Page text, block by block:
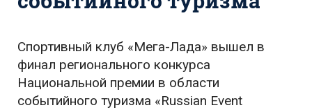
Спортивный клуб «Мега-Лада» вышел в
финал регионального конкурса
Национальной премии в области
событийного туризма «Russian Event